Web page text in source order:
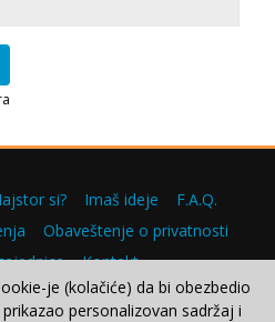
si? Imaš ideje
F.A.Q.
Obaveštenje o privatnosti
Kontakt
je (kolačiće) da bi obezbedio
personalizovan sadržaj i